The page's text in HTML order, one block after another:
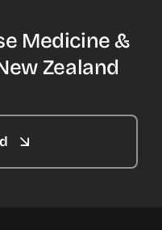
Medicine &
Zealand